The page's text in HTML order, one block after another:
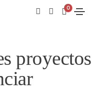
0
proyectos